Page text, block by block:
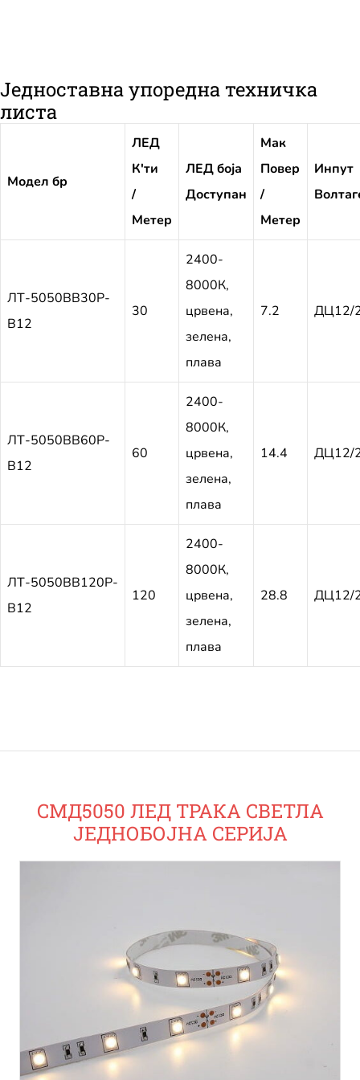
Једноставна упоредна техничка
листа
Модел бр
ЛЕД
К'ти
/
Метер
ЛЕД боја
Доступан
Мак
Повер
/
Метер
Инпут
ЛТ-5050ВВ30Р-
В12
30
2400-
8000К,
црвена,
зелена,
плава
7.2 ДЦ12/
ЛТ-5050ВВ60Р-
В12
60
2400-
8000К,
црвена,
зелена,
плава
14.4 ДЦ12/
ЛТ-5050ВВ120Р-
В12
120
2400-
8000К,
црвена,
зелена,
плава
28.8 ДЦ12/
СМД5050 ЛЕД ТРАКА СВЕТЛА
ЈЕДНОБОЈНА СЕРИЈА